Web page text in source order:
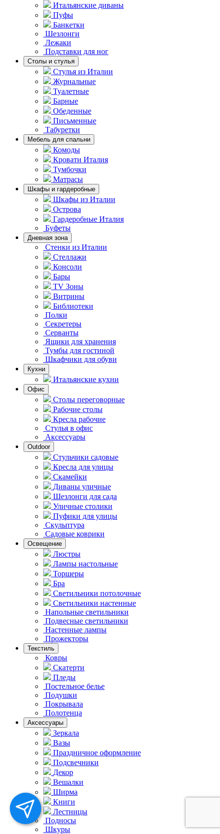
Итальянские диваны
Пуфы
Банкетки
Шезлонги
Лежаки
Подставки для ног
Столы и стулья
Стулья из Италии
Журнальные
Туалетные
Барные
Обеденные
Письменные
Табуретки
Мебель для спальни
Комоды
Кровати Италия
Тумбочки
Матрасы
Шкафы и гардеробные
Шкафы из Италии
Острова
Гардеробные Италия
Буфеты
Дневная зона
Стенки из Италии
Стеллажи
Консоли
Бары
TV Зоны
Витрины
Библиотеки
Полки
Секретеры
Серванты
Ящики для хранения
Тумбы для гостиной
Шкафчики для обуви
Кухни
Итальянские кухни
Офис
Столы переговорные
Рабочие столы
Кресла рабочие
Стулья в офис
Аксессуары
Outdoor
Стульчики садовые
Кресла для улицы
Скамейки
Диваны уличные
Шезлонги для сада
Уличные столики
Пуфики для улицы
Скульптура
Садовые коврики
Освещение
Люстры
Лампы настольные
Торшеры
Бра
Светильники потолочные
Светильники настенные
Напольные светильники
Подвесные светильники
Hастенные лампы
Прожекторы
Текстиль
Ковры
Скатерти
Пледы
Постельное белье
Подушки
Покрывала
Полотенца
Аксессуары
Зеркала
Вазы
Праздничное оформление
Подсвечники
Декор
Вешалки
Ширма
Книги
Лестницы
Подносы
Шкуры